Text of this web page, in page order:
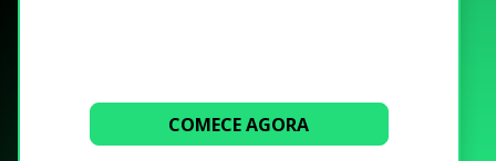
COMECE AGORA